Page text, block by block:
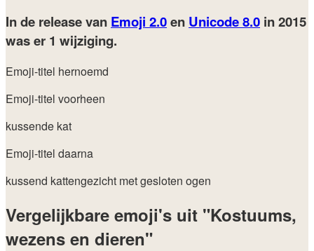
In de release van Emoji 2.0en Unicode 8.0 in 2015
was er 1 wijziging.
Emoji-titel hernoemd
Emoji-titel voorheen
kussende kat
Emoji-titel daarna
kussend kattengezicht met gesloten ogen
Vergelijkbare emoji's uit "Kostuums,
wezens en dieren"